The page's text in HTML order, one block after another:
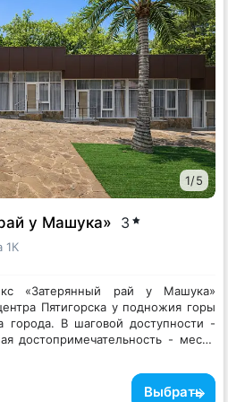
1/5
у Машука» 3
1К
«Затерянный рай у Машука»
Пятигорска у подножия горы
города. В шаговой доступности -
достопримечательность - место
5 минут можно доехать до центра
грота Дианы и железнодорожного
с фонтанчиками и зонами для
гостям светлые стильные и
Выбрать